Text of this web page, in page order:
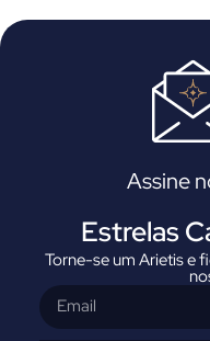
Assine
Estrelas
Torne-se um Arietis e